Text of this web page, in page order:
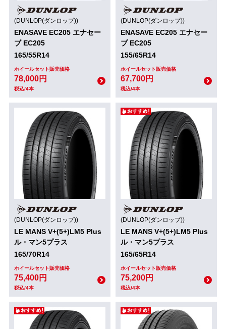
(DUNLOP(ダンロップ))
ENASAVE EC205 エナセー
ブ EC205
165/55R14
ホイールセット販売価格
78,000円
税込/4本
(DUNLOP(ダンロップ))
ENASAVE EC205 エナセー
ブ EC205
155/65R14
ホイールセット販売価格
67,700円
税込/4本
(DUNLOP(ダンロップ))
LE MANS V+(5+)LM5 Plus
ル・マン5プラス
165/70R14
ホイールセット販売価格
75,400円
税込/4本
(DUNLOP(ダンロップ))
LE MANS V+(5+)LM5 Plus
ル・マン5プラス
165/65R14
ホイールセット販売価格
75,200円
税込/4本